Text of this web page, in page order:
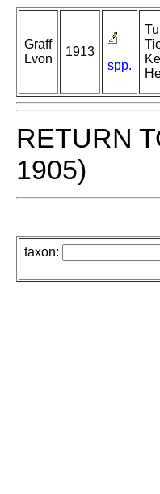
Graff
Lvon
1913
spp.
RETURN
1905)
taxon: